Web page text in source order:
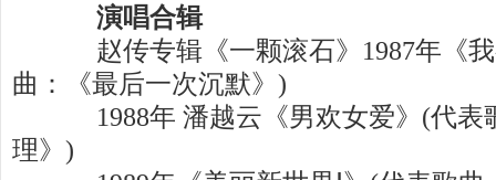
演唱合辑
赵传专辑《一颗滚石》1987年《我
曲：《最后一次沉默》)
1988年 潘越云《男欢女爱》(代表
理》)